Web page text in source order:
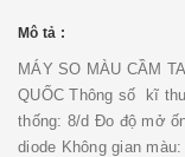
Mô tả :
MÁY SO MÀU CẦM
QUỐC Thông số kĩ
thống: 8/d Đo độ mở
diode Không gian